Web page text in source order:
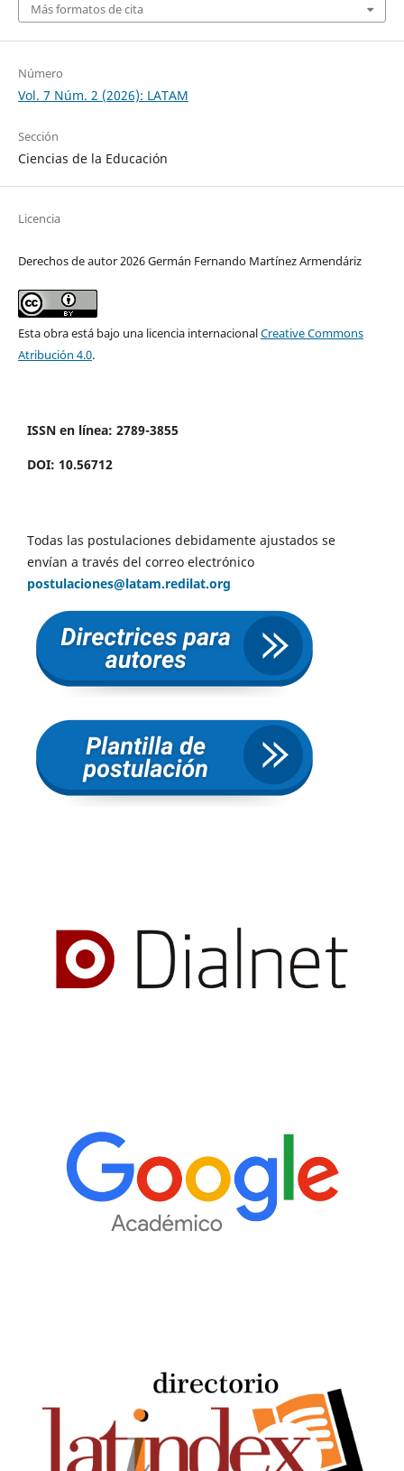
Más formatos de cita
Número
Vol. 7 Núm. 2 (2026): LATAM
Sección
Ciencias de la Educación
Licencia
Derechos de autor 2026 Germán Fernando Martínez Armendáriz
Esta obra está bajo una licencia internacionalCreative Commons
Atribución 4.0.
ISSN en línea: 2789-3855
DOI: 10.56712
Todas las postulaciones debidamente ajustados se
envían a través del correo electrónico
postulaciones@latam.redilat.org